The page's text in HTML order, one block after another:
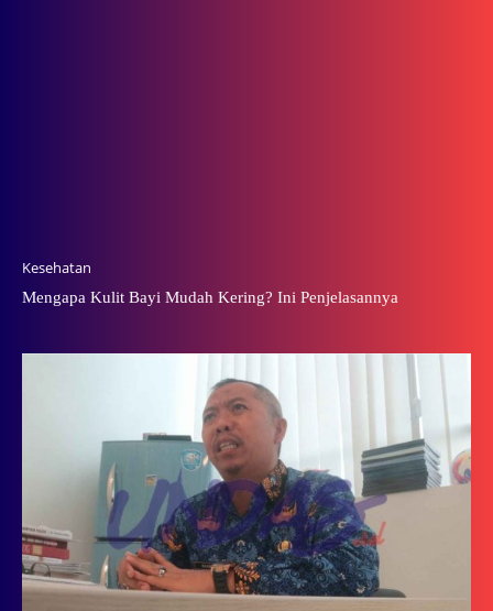
Kesehatan
Mengapa Kulit Bayi Mudah Kering? Ini Penjelasannya